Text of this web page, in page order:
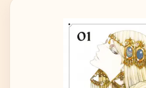
Bildergalerie überspringen